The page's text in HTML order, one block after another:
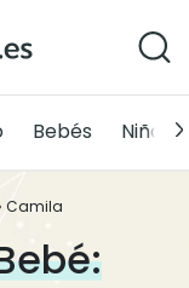
Bebés Niños
Camila